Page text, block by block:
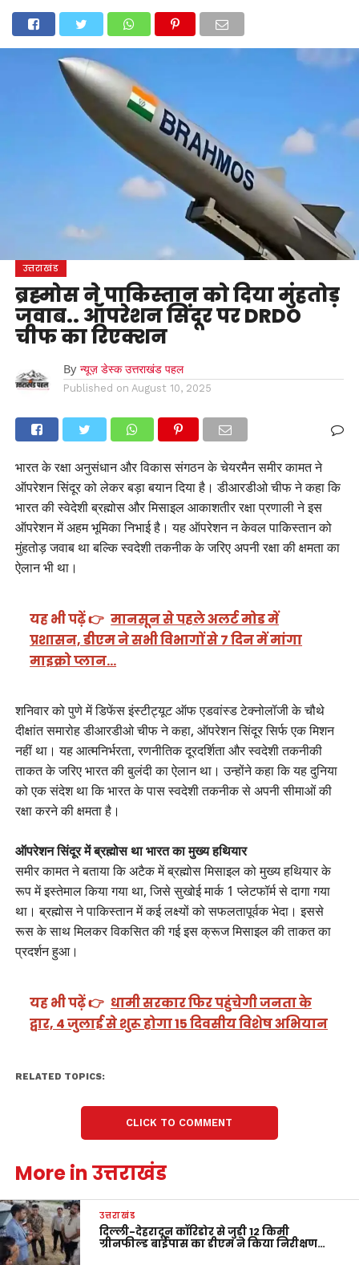
अल्मोड़ाउत्तरकाशी
नैनीतालपिथौरागढ़पौड़ी गढ़वाल देशदुनिया
उत्तराखंड
ब्रह्मोस ने पाकिस्तान को दिया मुंहतोड़
जवाब.. ऑपरेशन सिंदूर पर DRDO
चीफ का रिएक्शन
By न्यूज़ डेस्क उत्तराखंड पहल
Published on August 10, 2025
भारत के रक्षा अनुसंधान और विकास संगठन के चेयरमैन समीर कामत ने
ऑपरेशन सिंदूर को लेकर बड़ा बयान दिया है। डीआरडीओ चीफ ने कहा कि
भारत की स्वेदेशी ब्रह्मोस और मिसाइल आकाशतीर रक्षा प्रणाली ने इस
ऑपरेशन में अहम भूमिका निभाई है। यह ऑपरेशन न केवल पाकिस्तान को
मुंहतोड़ जवाब था बल्कि स्वदेशी तकनीक के जरिए अपनी रक्षा की क्षमता का
ऐलान भी था।
यह भी पढ़ें 👉 मानसून से पहले अलर्ट मोड में
प्रशासन, डीएम ने सभी विभागों से 7 दिन में मांगा
माइक्रो प्लान…
शनिवार को पुणे में डिफेंस इंस्टीट्यूट ऑफ एडवांस्ड टेक्नोलॉजी के चौथे
दीक्षांत समारोह डीआरडीओ चीफ ने कहा, ऑपरेशन सिंदूर सिर्फ एक मिशन
नहीं था। यह आत्मनिर्भरता, रणनीतिक दूरदर्शिता और स्वदेशी तकनीकी
ताकत के जरिए भारत की बुलंदी का ऐलान था। उन्होंने कहा कि यह दुनिया
को एक संदेश था कि भारत के पास स्वदेशी तकनीक से अपनी सीमाओं की
रक्षा करने की क्षमता है।
ऑपरेशन सिंदूर में ब्रह्मोस था भारत का मुख्य हथियार
समीर कामत ने बताया कि अटैक में ब्रह्मोस मिसाइल को मुख्य हथियार के
रूप में इस्तेमाल किया गया था, जिसे सुखोई मार्क 1 प्लेटफॉर्म से दागा गया
था। ब्रह्मोस ने पाकिस्तान में कई लक्ष्यों को सफलतापूर्वक भेदा। इससे
रूस के साथ मिलकर विकसित की गई इस क्रूज मिसाइल की ताकत का
प्रदर्शन हुआ।
यह भी पढ़ें 👉 धामी सरकार फिर पहुंचेगी जनता के
द्वार, 4 जुलाई से शुरू होगा 15 दिवसीय विशेष अभियान
RELATED TOPICS:
CLICK TO COMMENT
More in उत्तराखंड
उत्तराखंड
दिल्ली-देहरादून कॉरिडोर से जुड़ी 12 किमी
ग्रीनफील्ड बाईपास का डीएम ने किया निरीक्षण…